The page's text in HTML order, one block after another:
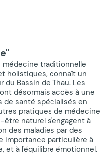
médecine traditionnelle
holistiques, connaît un
du Bassin de Thau. Les
désormais accès à une
de santé spécialisés en
pratiques de médecine
naturel s'engagent à
des maladies par des
importance particulière à
et à l'équilibre émotionnel.